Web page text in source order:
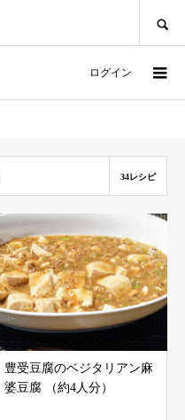
ログイン
34レシピ
豊受豆腐のベジタリアン麻
婆豆腐 （約4人分）